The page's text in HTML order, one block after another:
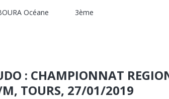
Océane 3ème
: CHAMPIONNAT
TOURS, 27/01/2019